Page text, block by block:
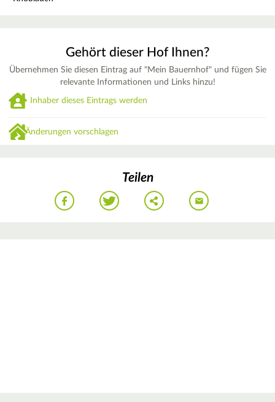
Gehört dieser Hof Ihnen?
Übernehmen Sie diesen Eintrag auf "Mein Bauernhof" und fügen Sie
relevante Informationen und Links hinzu!
Inhaber dieses Eintrags werden
Änderungen vorschlagen
Teilen